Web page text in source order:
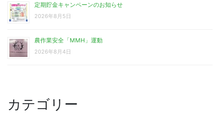
定期貯金キャンペーンのお知らせ
2026年8月5日
農作業安全「MMH」運動
2026年8月4日
カテゴリー